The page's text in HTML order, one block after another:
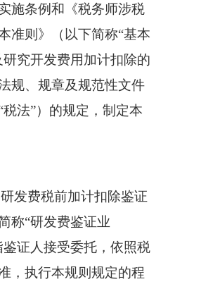
施条例和《税务师涉税
准则》（以下简称“基本
研究开发费用加计扣除的
规、规章及规范性文件
税法”）的规定，制定本
研发费税前加计扣除鉴证
称“研发费鉴证业
鉴证人接受委托，依照税
，执行本规则规定的程